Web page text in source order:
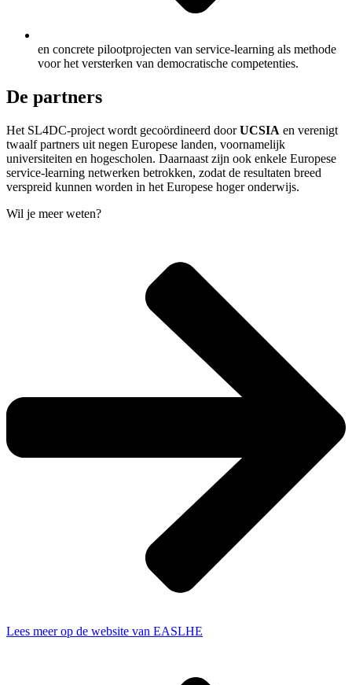
en concrete pilootprojecten van service-learning als methode
voor het versterken van democratische competenties.
De partners
Het SL4DC-project wordt gecoördineerd doorUCSIA en verenigt
twaalf partners uit negen Europese landen, voornamelijk
universiteiten en hogescholen. Daarnaast zijn ook enkele Europese
service-learning netwerken betrokken, zodat de resultaten breed
verspreid kunnen worden in het Europese hoger onderwijs.
Wil je meer weten?
Lees meer op de website van EASLHE